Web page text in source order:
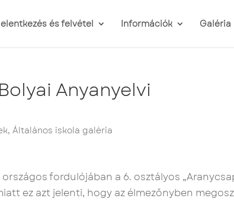
és felvétel Információk Galéria
Anyanyelvi
,Általános iskola galéria
fordulójában a 6. osztályos
ez azt jelenti, hogy az élmezőnyben